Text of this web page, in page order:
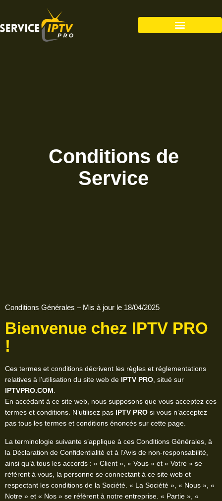
Conditions de
Service
Conditions Générales – Mis à jour le 18/04/2025
Bienvenue chez IPTV PRO
!
Ces termes et conditions décrivent les règles et réglementations
relatives à l’utilisation du site web de IPTV PRO, situé sur
IPTVPRO.COM.
En accédant à ce site web, nous supposons que vous acceptez ces
termes et conditions. N’utilisez pas IPTV PRO si vous n’acceptez
pas tous les termes et conditions énoncés sur cette page.
La terminologie suivante s’applique à ces Conditions Générales, à
la Déclaration de Confidentialité et à l’Avis de non-responsabilité,
ainsi qu’à tous les accords : « Client », « Vous » et « Votre » se
réfèrent à vous, la personne se connectant à ce site web et
respectant les conditions de la Société. « La Société », « Nous », «
Notre » et « Nos » se réfèrent à notre entreprise. « Partie », «